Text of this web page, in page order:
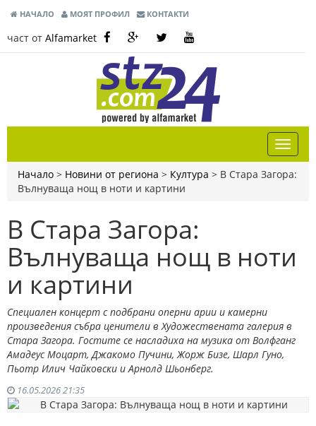
НАЧАЛО МОЯТ ПРОФИЛ КОНТАКТИ
част от Alfamarket
Начало > Новини от региона > Култура > В Стара Загора:
Вълнуваща нощ в ноти и картини
В Стара Загора:
Вълнуваща нощ в ноти
и картини
Специален концерт с подбрани оперни арии и камерни
произведения събра ценители в Художествената галерия в
Стара Загора. Гостите се насладиха на музика от Волфганг
Амадеус Моцарт, Джакомо Пучини, Жорж Бизе, Шарл Гуно,
Пьотр Илич Чайковски и Арнолд Шьонберг.
16.05.2026 21:35